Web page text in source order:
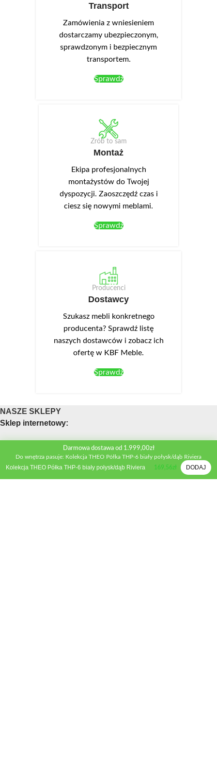
Transport
Zamówienia z wniesieniem
dostarczamy ubezpieczonym,
sprawdzonym i bezpiecznym
transportem.
Sprawdź
Zrób to sam
Montaż
Ekipa profesjonalnych
montażystów do Twojej
dyspozycji. Zaoszczędź czas i
ciesz się nowymi meblami.
Sprawdź
Producenci
Dostawcy
Szukasz mebli konkretnego
producenta? Sprawdź listę
naszych dostawców i zobacz ich
ofertę w KBF Meble.
Sprawdź
NASZE SKLEPY
Sklep internetowy:
Obsługa telefoniczna sklepu
Telefon:+48 533 312 041
Darmowa dostawa od 1.999,00zł
Do wnętrza pasuje: Kolekcja THEO Półka THP-6 biały połysk/dąb Riviera
Kolekcja THEO Półka THP-6 biały połysk/dąb Riviera 169,56zł DODAJ